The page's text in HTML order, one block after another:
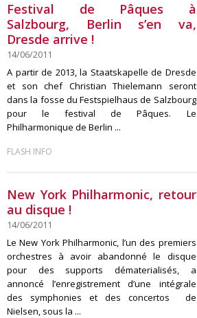
Festival de Pâques à
Salzbourg, Berlin s’en va,
Dresde arrive !
14/06/2011
A partir de 2013, la Staatskapelle de Dresde
et son chef Christian Thielemann seront
dans la fosse du Festspielhaus de Salzbourg
pour le festival de Pâques. Le
Philharmonique de Berlin ...
FLASH INFO
New York Philharmonic, retour
au disque !
14/06/2011
Le New York Philharmonic, l’un des premiers
orchestres à avoir abandonné le disque
pour des supports dématerialisés, a
annoncé l’enregistrement d’une intégrale
des symphonies et des concertos de
Nielsen, sous la ...